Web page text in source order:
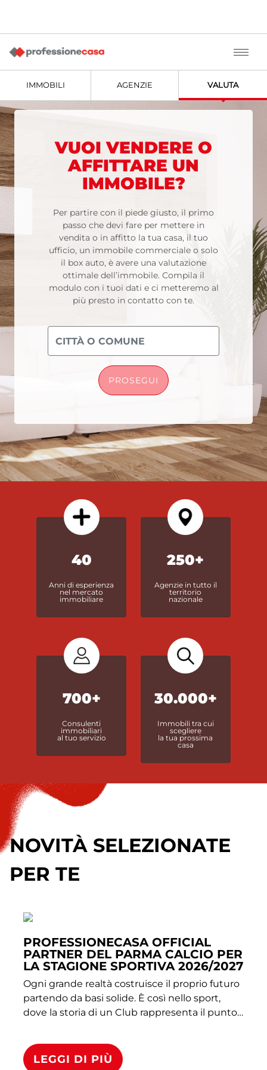
IMMOBILI AGENZIE VALUTA
VUOI VENDERE O
AFFITTARE UN
IMMOBILE?
Per partire con il piede giusto, il primo
passo che devi fare per mettere in
vendita o in affitto la tua casa, il tuo
ufficio, un immobile commerciale o solo
il box auto, è avere una valutazione
ottimale dell’immobile. Compila il
modulo con i tuoi dati e ci metteremo al
più presto in contatto con te.
PROSEGUI
40
Anni di esperienza
nel mercato
immobiliare
250+
Agenzie in tutto il
territorio
nazionale
700+
Consulenti
immobiliari
al tuo servizio
30.000+
Immobili tra cui
scegliere
la tua prossima
casa
NOVITÀ SELEZIONATE
PER TE
PROFESSIONECASA OFFICIAL
PARTNER DEL PARMA CALCIO PER
LA STAGIONE SPORTIVA 2026/2027
Ogni grande realtà costruisce il proprio futuro
partendo da basi solide. È così nello sport,
dove la storia di un Club rappresenta il punto
così anche per Professionecasa. Da questa
visione comune nasce la nuova partnership
LEGGI DI PIÙ